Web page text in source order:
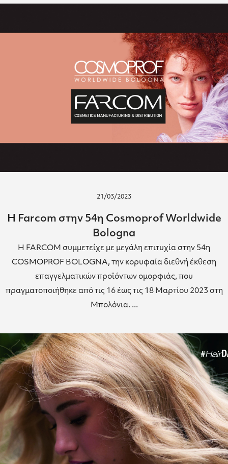
21/03/2023
H Farcom στην 54η Cosmoprof Worldwide
Bologna
H FARCOM συμμετείχε με μεγάλη επιτυχία στην 54η
COSMOPROF BOLOGNA, την κορυφαία διεθνή έκθεση
επαγγελματικών προϊόντων ομορφιάς, που
πραγματοποιήθηκε από τις 16 έως τις 18 Μαρτίου 2023 στη
Μπολόνια. ...